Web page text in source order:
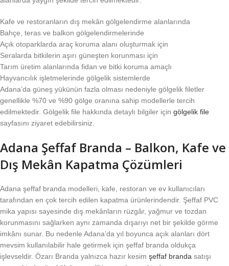
Kafe ve restoranların dış mekân gölgelendirme alanlarında
Bahçe, teras ve balkon gölgelendirmelerinde
Açık otoparklarda araç koruma alanı oluşturmak için
Seralarda bitkilerin aşırı güneşten korunması için
Tarım üretim alanlarında fidan ve bitki koruma amaçlı
Hayvancılık işletmelerinde gölgelik sistemlerde
Adana’da güneş yükünün fazla olması nedeniyle gölgelik filetler
genellikle %70 ve %90 gölge oranına sahip modellerle tercih
edilmektedir. Gölgelik file hakkında detaylı bilgiler için gölgelik file
sayfasını ziyaret edebilirsiniz.
Adana Şeffaf Branda – Balkon, Kafe ve
Dış Mekân Kapatma Çözümleri
Adana şeffaf branda modelleri, kafe, restoran ve ev kullanıcıları
tarafından en çok tercih edilen kapatma ürünlerindendir. Şeffaf PVC
mika yapısı sayesinde dış mekânların rüzgâr, yağmur ve tozdan
korunmasını sağlarken aynı zamanda dışarıyı net bir şekilde görme
imkânı sunar. Bu nedenle Adana’da yıl boyunca açık alanları dört
mevsim kullanılabilir hale getirmek için şeffaf branda oldukça
işlevseldir. Özarı Branda yalnızca hazır kesim şeffaf branda satışı